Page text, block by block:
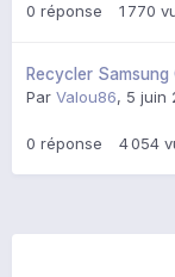
0 réponse 1 770
Recycler Samsung
Par Valou86, 5 juin
0 réponse 4 054